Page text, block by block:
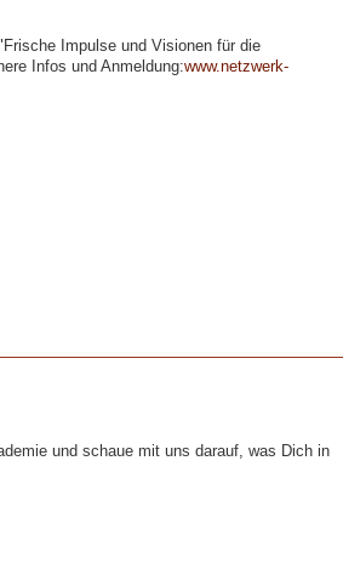
Impulse und Visionen für die
Infos und Anmeldung:www.netzwerk-
und schaue mit uns darauf, was Dich in